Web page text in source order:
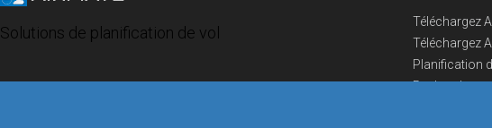
Solutions de planification de vol
Téléchargez
Téléchargez
Planification
Recherche